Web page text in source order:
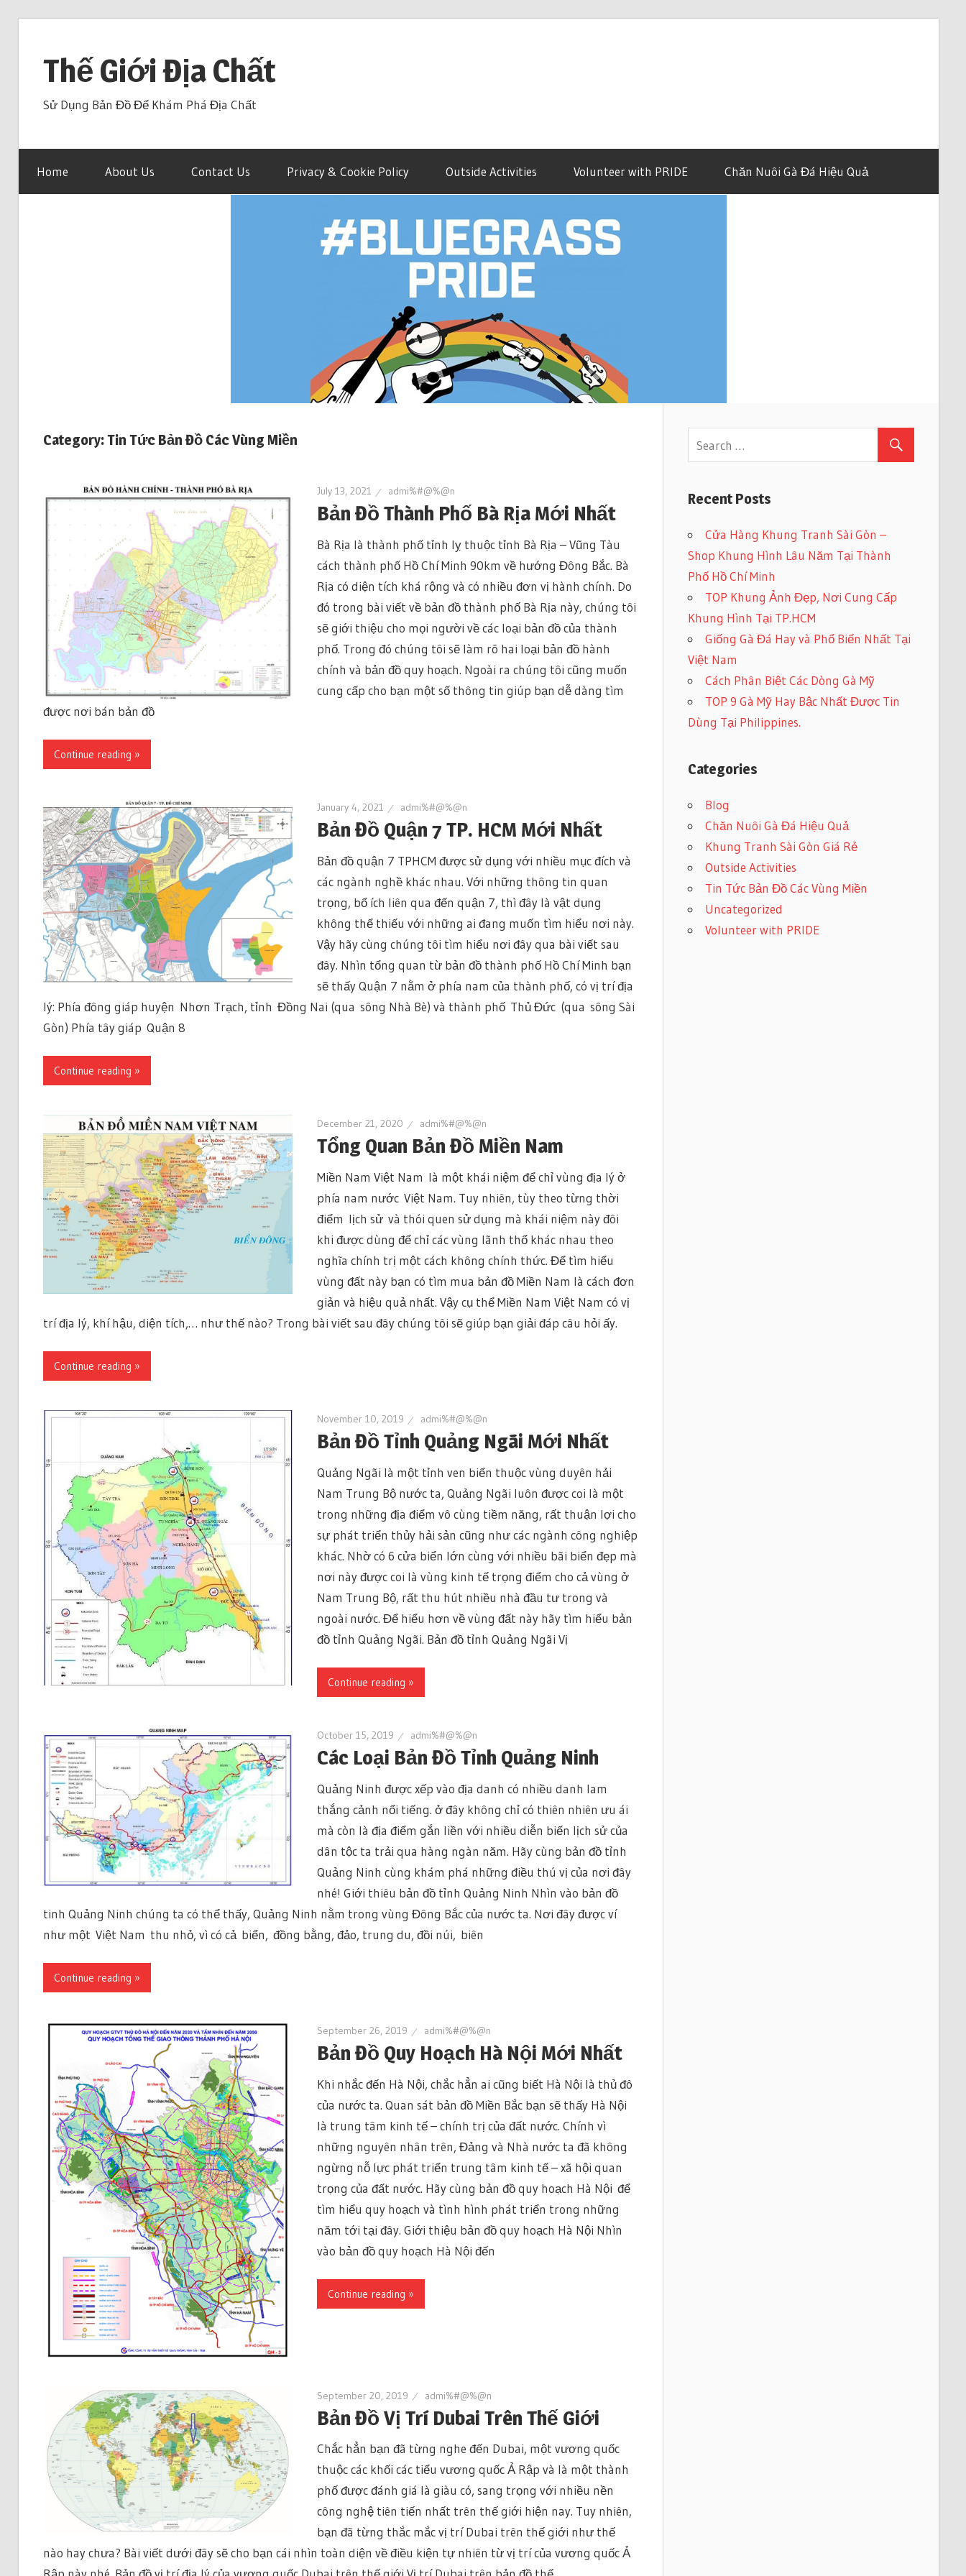
Thế Giới Địa Chất
Sử Dụng Bản Đồ Để Khám Phá Địa Chất
Home About Us Contact Us Privacy & Cookie Policy Outside Activities Volunteer with PRIDE Chăn Nuôi Gà Đá Hiệu Quả
Category: Tin Tức Bản Đồ Các Vùng Miền
July 13, 2021 admi%#@%@n
Bản Đồ Thành Phố Bà Rịa Mới Nhất
Bà Rịa là thành phố tỉnh lỵ thuộc tỉnh Bà Rịa – Vũng Tàu
cách thành phố Hồ Chí Minh 90km về hướng Đông Bắc. Bà
Rịa có diện tích khá rộng và có nhiều đơn vị hành chính. Do
đó trong bài viết về bản đồ thành phố Bà Rịa này, chúng tôi
sẽ giới thiệu cho mọi người về các loại bản đồ của thành
phố. Trong đó chúng tôi sẽ làm rõ hai loại bản đồ hành
chính và bản đồ quy hoạch. Ngoài ra chúng tôi cũng muốn
cung cấp cho bạn một số thông tin giúp bạn dễ dàng tìm
được nơi bán bản đồ
Continue reading »
January 4, 2021 admi%#@%@n
Bản Đồ Quận 7 TP. HCM Mới Nhất
Bản đồ quận 7 TPHCM được sử dụng với nhiều mục đích và
các ngành nghề khác nhau. Với những thông tin quan
trọng, bổ ích liên qua đến quận 7, thì đây là vật dụng
không thể thiếu với những ai đang muốn tìm hiểu nơi này.
Vậy hãy cùng chúng tôi tìm hiểu nơi đây qua bài viết sau
đây. Nhìn tổng quan từ bản đồ thành phố Hồ Chí Minh bạn
sẽ thấy Quận 7 nằm ở phía nam của thành phố, có vị trí địa
lý: Phía đông giáp huyện Nhơn Trạch, tỉnh Đồng Nai (qua sông Nhà Bè) và thành phố Thủ Đức (qua sông Sài
Gòn) Phía tây giáp Quận 8
Continue reading »
December 21, 2020 admi%#@%@n
Tổng Quan Bản Đồ Miền Nam
Miền Nam Việt Nam là một khái niệm để chỉ vùng địa lý ở
phía nam nước Việt Nam. Tuy nhiên, tùy theo từng thời
điểm lịch sử và thói quen sử dụng mà khái niệm này đôi
khi được dùng để chỉ các vùng lãnh thổ khác nhau theo
nghĩa chính trị một cách không chính thức. Để tìm hiểu
vùng đất này bạn có tìm mua bản đồ Miền Nam là cách đơn
giản và hiệu quả nhất. Vậy cụ thể Miền Nam Việt Nam có vị
trí địa lý, khí hậu, diện tích,… như thế nào? Trong bài viết sau đây chúng tôi sẽ giúp bạn giải đáp câu hỏi ấy.
Continue reading »
November 10, 2019 admi%#@%@n
Bản Đồ Tỉnh Quảng Ngãi Mới Nhất
Quảng Ngãi là một tỉnh ven biển thuộc vùng duyên hải
Nam Trung Bộ nước ta, Quảng Ngãi luôn được coi là một
trong những địa điểm vô cùng tiềm năng, rất thuận lợi cho
sự phát triển thủy hải sản cũng như các ngành công nghiệp
khác. Nhờ có 6 cửa biển lớn cùng với nhiều bãi biển đẹp mà
nơi này được coi là vùng kinh tế trọng điểm cho cả vùng ở
Nam Trung Bộ, rất thu hút nhiều nhà đầu tư trong và
ngoài nước. Để hiểu hơn về vùng đất này hãy tìm hiểu bản
đồ tỉnh Quảng Ngãi. Bản đồ tỉnh Quảng Ngãi Vị
Continue reading »
October 15, 2019 admi%#@%@n
Các Loại Bản Đồ Tỉnh Quảng Ninh
Quảng Ninh được xếp vào địa danh có nhiều danh lam
thắng cảnh nổi tiếng. ở đây không chỉ có thiên nhiên ưu ái
mà còn là địa điểm gắn liền với nhiều diễn biến lịch sử của
dân tộc ta trải qua hàng ngàn năm. Hãy cùng bản đồ tỉnh
Quảng Ninh cùng khám phá những điều thú vị của nơi đây
nhé! Giới thiêu bản đồ tỉnh Quảng Ninh Nhìn vào bản đồ
tinh Quảng Ninh chúng ta có thể thấy, Quảng Ninh nằm trong vùng Đông Bắc của nước ta. Nơi đây được ví
như một Việt Nam thu nhỏ, vì có cả biển, đồng bằng, đảo, trung du, đồi núi, biên
Continue reading »
September 26, 2019 admi%#@%@n
Bản Đồ Quy Hoạch Hà Nội Mới Nhất
Khi nhắc đến Hà Nội, chắc hẳn ai cũng biết Hà Nội là thủ đô
của nước ta. Quan sát bản đồ Miền Bắc bạn sẽ thấy Hà Nội
là trung tâm kinh tế – chính trị của đất nước. Chính vì
những nguyên nhân trên, Đảng và Nhà nước ta đã không
ngừng nỗ lực phát triển trung tâm kinh tế – xã hội quan
trọng của đất nước. Hãy cùng bản đồ quy hoạch Hà Nội để
tìm hiểu quy hoạch và tình hình phát triển trong những
năm tới tại đây. Giới thiệu bản đồ quy hoạch Hà Nội Nhìn
vào bản đồ quy hoạch Hà Nội đến
Continue reading »
September 20, 2019 admi%#@%@n
Bản Đồ Vị Trí Dubai Trên Thế Giới
Chắc hẳn bạn đã từng nghe đến Dubai, một vương quốc
thuộc các khối các tiểu vương quốc Ả Rập và là một thành
phố được đánh giá là giàu có, sang trọng với nhiều nền
công nghệ tiên tiến nhất trên thế giới hiện nay. Tuy nhiên,
bạn đã từng thắc mắc vị trí Dubai trên thế giới như thế
nào hay chưa? Bài viết dưới đây sẽ cho bạn cái nhìn toàn diện về điều kiện tự nhiên từ vị trí của vương quốc Ả
Recent Posts
Cửa Hàng Khung Tranh Sài Gòn –
Shop Khung Hình Lâu Năm Tại Thành
Phố Hồ Chí Minh
TOP Khung Ảnh Đẹp, Nơi Cung Cấp
Khung Hình Tại TP.HCM
Giống Gà Đá Hay và Phổ Biến Nhất Tại
Việt Nam
Cách Phân Biệt Các Dòng Gà Mỹ
TOP 9 Gà Mỹ Hay Bậc Nhất Được Tin
Dùng Tại Philippines.
Categories
Blog
Chăn Nuôi Gà Đá Hiệu Quả
Khung Tranh Sài Gòn Giá Rẻ
Outside Activities
Tin Tức Bản Đồ Các Vùng Miền
Uncategorized
Volunteer with PRIDE